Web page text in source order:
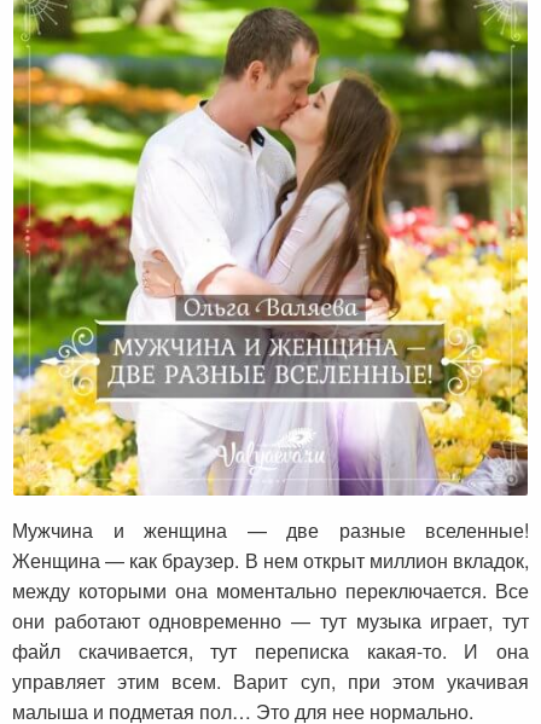
Мужчина и женщина — разные вселенные!
Мужчина и женщина — две разные вселенные!
Женщина — как браузер. В нем открыт миллион вкладок,
между которыми она моментально переключается. Все
они работают одновременно — тут музыка играет, тут
файл скачивается, тут переписка какая-то. И она
управляет этим всем. Варит суп, при этом укачивая
малыша и подметая пол… Это для нее нормально.